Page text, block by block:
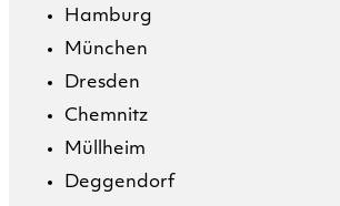
Hamburg
München
Dresden
Chemnitz
Müllheim
Deggendorf